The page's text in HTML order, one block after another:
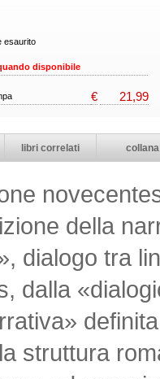
esaurito
disponibile
€ 21,99
libri correlati collana
della
dialogo tra
dalla
struttura